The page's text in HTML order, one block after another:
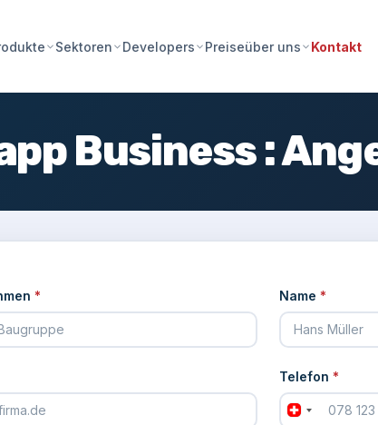
Sektoren Developers Preiseüber uns Kontakt
Business :
* Name *
Telefon *